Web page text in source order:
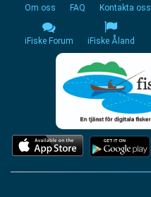
Om oss FAQ Kontakta oss
iFiske Forum iFiske Åland